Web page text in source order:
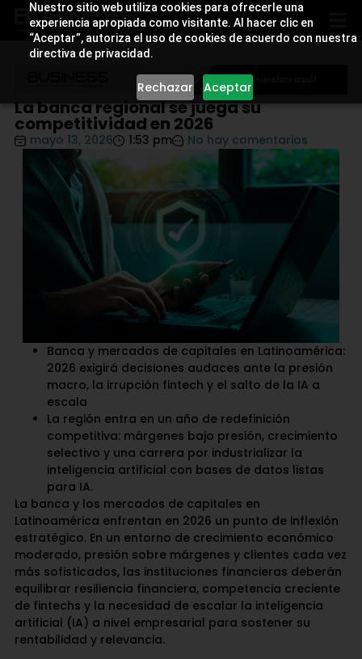
Nuestro sitio web utiliza cookies para ofrecerle una
experiencia apropiada como visitante. Al hacer clic en
“Aceptar”, autoriza el uso de cookies de acuerdo con nuestra
directiva de privacidad.
Rechazar Aceptar
La banca regional se juega su
competitividad en 2026
mayo 13, 2026 1:53 pm No hay comentarios
Banca y mercados de capitales en Latinoamérica:
2026 exigirá decisiones audaces ante la presión
macro, la irrupción fintech y el salto de la IA a
escala
La región entra en un año de redefinición
competitiva: márgenes bajo presión, crecimiento
selectivo y una carrera por industrializar la
inteligencia artificial con bases de datos listas
para IA.
La banca y los mercados de capitales en
Latinoamérica enfrentan en 2026 un punto de inflexión
estratégico. En un entorno de crecimiento económico
moderado, presión sobre márgenes y clientes cada vez
más sofisticados, las instituciones financieras deberán
equilibrar resiliencia financiera, competencia creciente
de fintechs y la necesidad de escalar la inteligencia
artificial (IA) a nivel empresarial para sostener su
rentabilidad y relevancia.